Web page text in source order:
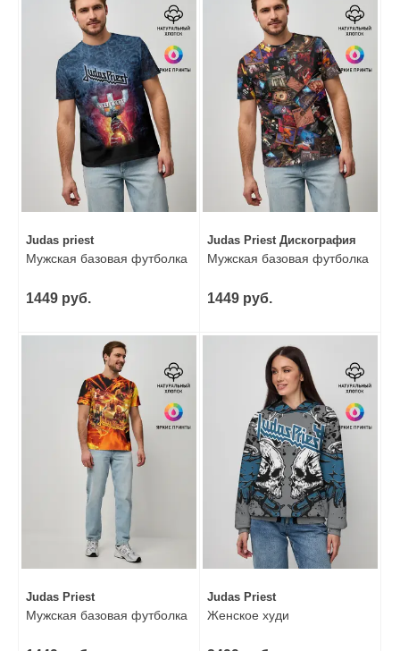
Judas priest
Мужская базовая футболка
1449 руб.
Judas Priest Дискография
Мужская базовая футболка
1449 руб.
Judas Priest
Мужская базовая футболка
Judas Priest
Женское худи